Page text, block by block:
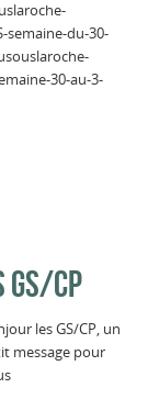
semaine-du-30-
30-au-3-
GS/CP
les GS/CP, un
message pour